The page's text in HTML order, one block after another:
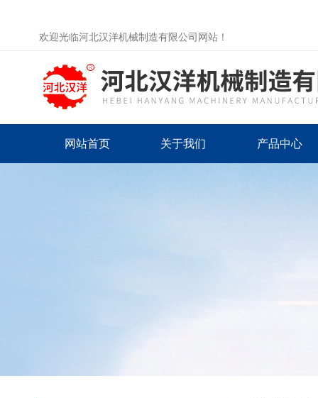
欢迎光临河北汉洋机械制造有限公司网站！
网站首页 关于我们 产品中心